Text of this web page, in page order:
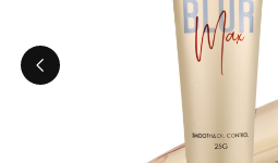
ไทย
Tiếng việt